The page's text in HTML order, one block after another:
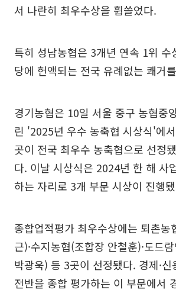
서 나란히 최우수상을 휩쓸었다.
특히 성남농협은 3개년 연속 1위 수
당에 헌액되는 전국 유례없는 쾌거
경기농협은 10일 서울 중구 농협중
린 '2025년 우수 농축협 시상식'에
곳이 전국 최우수 농축협으로 선정
다. 이날 시상식은 2024년 한 해 사
하는 자리로 3개 부문 시상이 진행
종합업적평가 최우수상에는 퇴촌농
근)·수지농협(조합장 안철훈)·도드
박광욱) 등 3곳이 선정됐다. 경제·신
전반을 종합 평가하는 이 부문에서